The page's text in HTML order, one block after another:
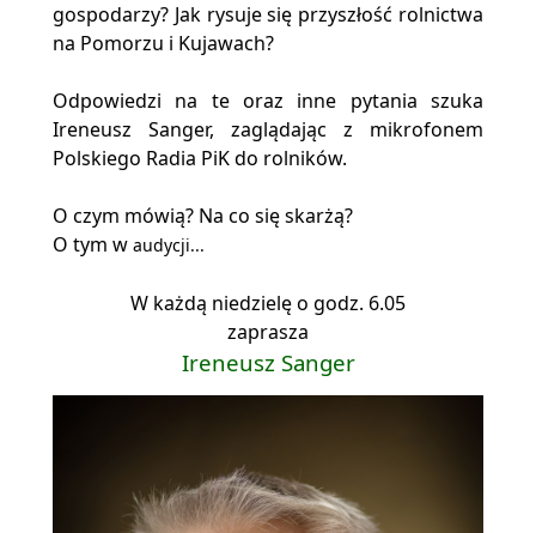
gospodarzy? Jak rysuje się przyszłość rolnictwa
na Pomorzu i Kujawach?
Odpowiedzi na te oraz inne pytania szuka
Ireneusz Sanger, zaglądając z mikrofonem
Polskiego Radia PiK do rolników.
O czym mówią? Na co się skarżą?
O tym w audycji...
W każdą niedzielę o godz. 6.05
zaprasza
Ireneusz Sanger